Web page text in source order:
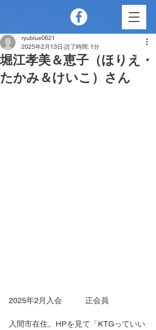
堀江孝美＆恵子（ほりえ・
たかみ＆けいこ）さん
ryublue0621
2025年2月13日 読了時間: 1分
2025年2月入会　　　正会員
入間市在住。HPを見て「KTGっていい